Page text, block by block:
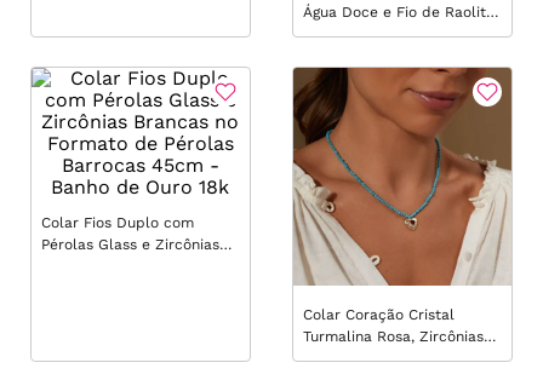
Água Doce e Fio de Raolita
48cm - Banho de Ouro 18k
Colar Fios Duplo com
Pérolas Glass e Zircônias
Colar Coração Cristal
Turmalina Rosa, Zircônias
Brancas e Fio de Raolita